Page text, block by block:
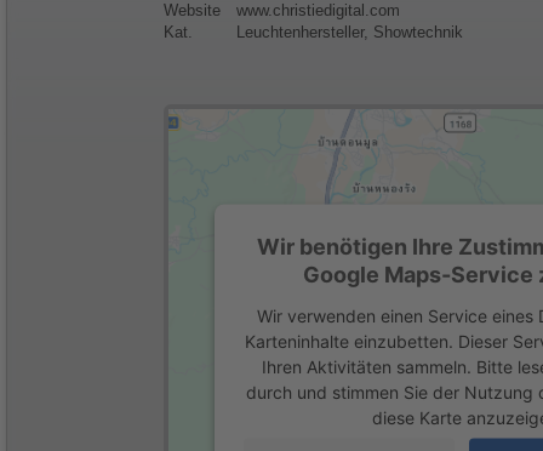
Website
www.christiedigital.com
Kat.
Leuchtenhersteller, Showtechnik
Wir benötigen Ihre
Google Maps-Service
Wir verwenden einen Service eines
Karteninhalte einzubetten. Dieser
Ihren Aktivitäten sammeln. Bitte
durch und stimmen Sie der Nutzung
diese Karte